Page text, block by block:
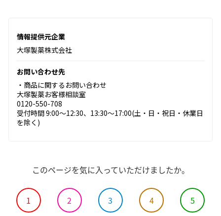
情報提供元企業
大塚製薬株式会社
お問い合わせ先
・商品に関するお問い合わせ
大塚製薬お客様相談室
0120-550-708
受付時間 9:00～12:30、13:30～17:00(土・日・祝日・休業日
を除く)
このページを気に入っていただけましたか。
1 2 3 4 5